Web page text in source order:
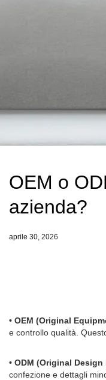
OEM o
azienda?
aprile 30, 2026
• OEM (Original
e controllo qualità.
• ODM (Original
confezione e dettagli